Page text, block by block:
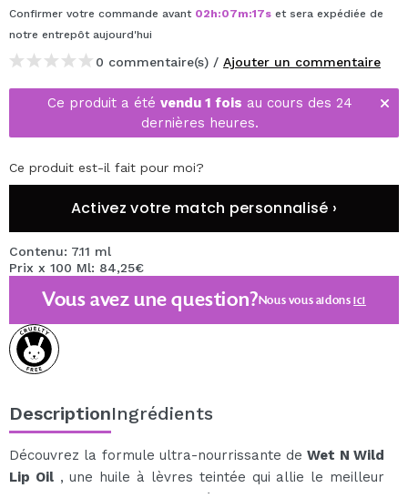
Confirmer votre commande avant 02h:07m:17s et sera expédiée de
notre entrepôt aujourd'hui
0 commentaire(s) / Ajouter un commentaire
Ce produit a été vendu 1 fois au cours des 24
dernières heures.
Ce produit est-il fait pour moi?
Activez votre match personnalisé ›
Contenu: 7.11 ml
Prix x 100 Ml: 84,25€
Vous avez une question?Nous vous aidonsici
DescriptionIngrédients
Découvrez la formule ultra-nourrissante deWet N Wild
Lip Oil, une huile à lèvres teintée qui allie le meilleur